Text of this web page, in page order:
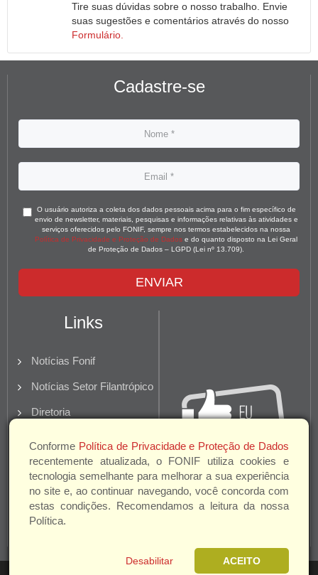
Tire suas dúvidas sobre o nosso trabalho. Envie
suas sugestões e comentários através do nosso
Formulário.
Cadastre-se
O usuário autoriza a coleta dos dados pessoais acima para o fim específico de
envio de newsletter, materiais, pesquisas e informações relativas às atividades e
serviços oferecidos pelo FONIF, sempre nos termos estabelecidos na nossa
Política de Privacidade e Proteção de Dados e do quanto disposto na Lei Geral
de Proteção de Dados – LGPD (Lei nº 13.709).
ENVIAR
Links
Notícias Fonif
Notícias Setor Filantrópico
Diretoria
Parceiros e Apoio
Conforme Política de Privacidade e Proteção de Dados
recentemente atualizada, o FONIF utiliza cookies e
tecnologia semelhante para melhorar a sua experiência
no site e, ao continuar navegando, você concorda com
estas condições. Recomendamos a leitura da nossa
Política.
ACEITO
Desabilitar